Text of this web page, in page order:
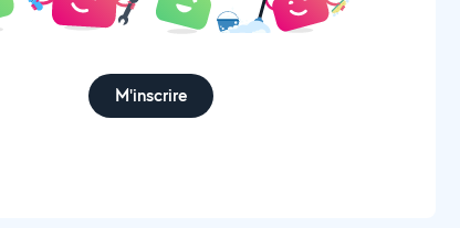
M'inscrire